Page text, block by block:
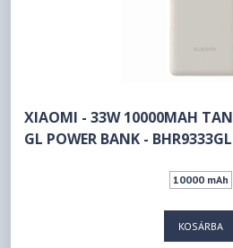
XIAOMI - 33W 10000MAH TAN
GL POWER BANK - BHR9333GL
10000 mAh
KOSÁRBA